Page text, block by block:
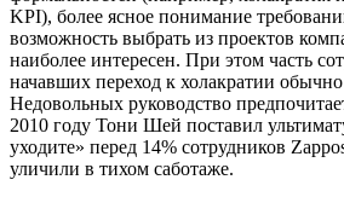
KPI), более ясное понимание
возможность выбрать из проектов
наиболее интересен. При этом часть
начавших переход к холакратии
Недовольных руководство
2010 году Тони Шей поставил
уходите» перед 14% сотрудников
уличили в тихом саботаже.